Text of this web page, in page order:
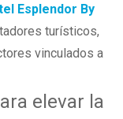
Esplendor By
turísticos,
vinculados a
elevar la